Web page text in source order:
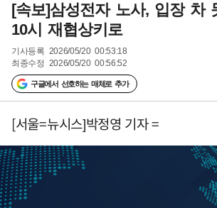
[속보]삼성전자 노사, 입장 차
10시 재협상키로
기사등록 2026/05/20 00:53:18
최종수정 2026/05/20 00:56:52
구글에서 선호하는 매체로 추가
[서울=뉴시스]박정영 기자 =